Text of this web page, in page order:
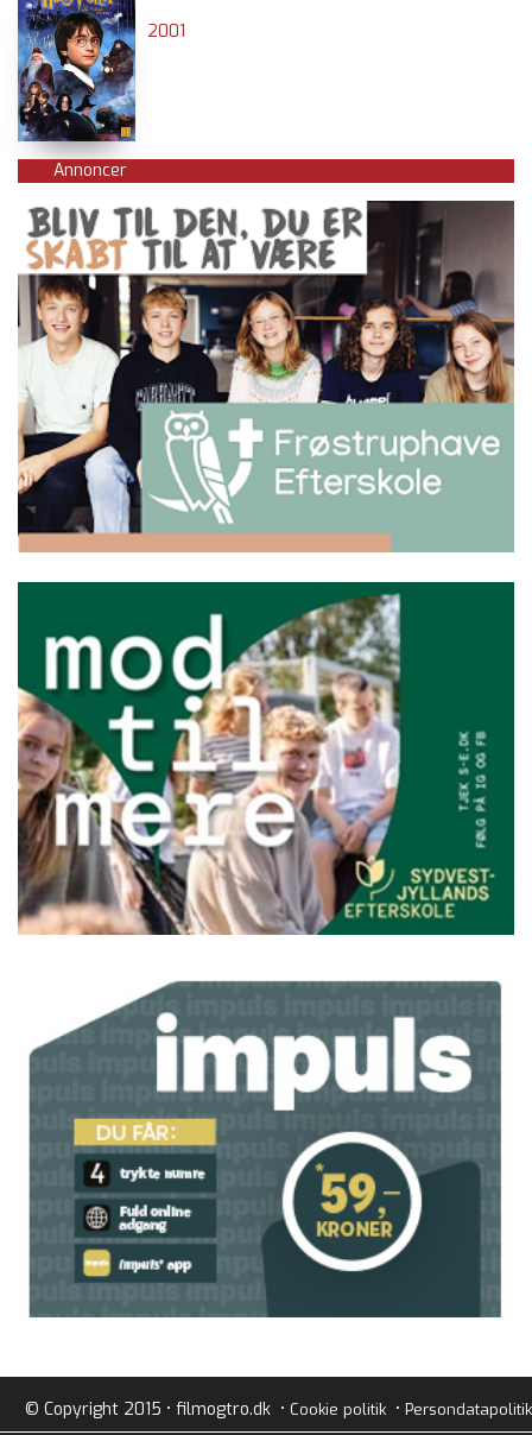
2001
Annoncer
© Copyright 2015 • filmogtro.dk • Cookie politik• Persondatapolitik